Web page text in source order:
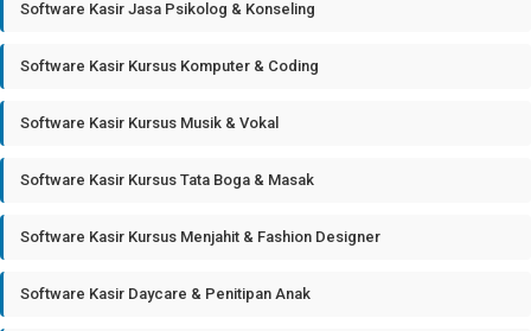
Software Kasir Jasa Psikolog & Konseling
Software Kasir Kursus Komputer & Coding
Software Kasir Kursus Musik & Vokal
Software Kasir Kursus Tata Boga & Masak
Software Kasir Kursus Menjahit & Fashion Designer
Software Kasir Daycare & Penitipan Anak